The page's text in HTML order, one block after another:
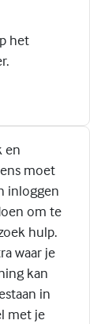
het
en
moet
inloggen
om te
hulp.
waar je
kan
in
met je